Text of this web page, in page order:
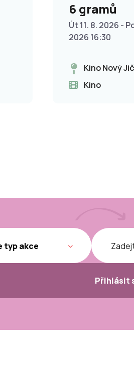
6 gramů
Út 11. 8. 2026 -
2026 16:30
Kino Nový
Kino
Přihlásit